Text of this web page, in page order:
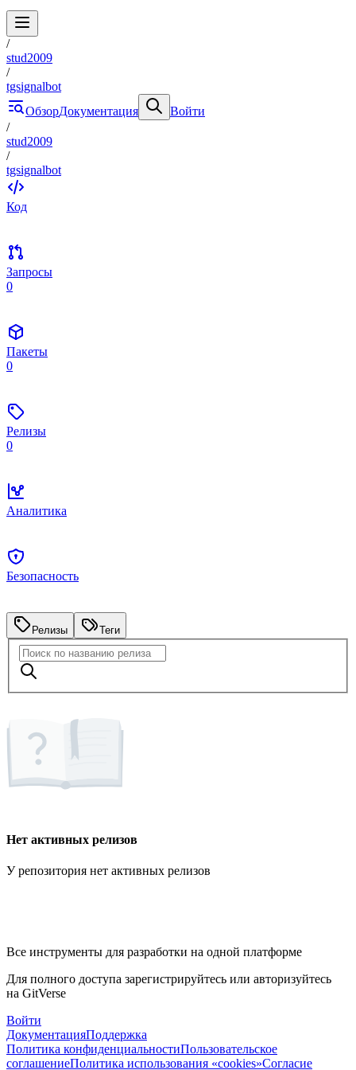
/
stud2009
/
tgsignalbot
ОбзорДокументация
Войти
/
stud2009
/
tgsignalbot
Код
Запросы
0
Пакеты
0
Релизы
0
Аналитика
Безопасность
Релизы Теги
Нет активных релизов
У репозитория нет активных релизов
Все инструменты для разработки на одной платформе
Для полного доступа зарегистрируйтесь или авторизуйтесь
на GitVerse
Войти
ДокументацияПоддержка
Политика конфиденциальностиПользовательское
соглашениеПолитика использования «cookies»Согласие